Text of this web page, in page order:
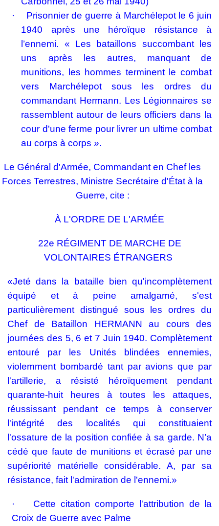
·
Prisonnier de guerre à Marchélepot le 6 juin
1940 après une héroïque résistance à
l’ennemi. « Les bataillons succombant les
uns après les autres, manquant de
munitions, les hommes terminent le combat
vers Marchélepot sous les ordres du
commandant Hermann. Les Légionnaires se
rassemblent autour de leurs officiers dans la
cour d'une ferme pour livrer un ultime combat
au corps à corps ».
Le Général d'Armée, Commandant en Chef les
Forces Terrestres, Ministre Secrétaire d'État à la
Guerre, cite :
À L'ORDRE DE L'ARMÉE
22e RÉGIMENT DE MARCHE DE
VOLONTAIRES ÉTRANGERS
«Jeté dans la bataille bien qu'incomplètement
équipé et à peine amalgamé, s'est
particulièrement distingué sous les ordres du
Chef de Bataillon HERMANN au cours des
journées des 5, 6 et 7 Juin 1940. Complètement
entouré par les Unités blindées ennemies,
violemment bombardé tant par avions que par
l'artillerie, a résisté héroïquement pendant
quarante-huit heures à toutes les attaques,
réussissant pendant ce temps à conserver
l'intégrité des localités qui constituaient
l'ossature de la position confiée à sa garde. N’a
cédé que faute de munitions et écrasé par une
supériorité matérielle considérable. A, par sa
résistance, fait l'admiration de l'ennemi.»
·
Cette citation comporte l'attribution de la
Croix de Guerre avec Palme